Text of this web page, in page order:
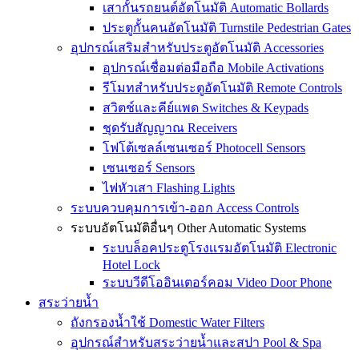
เสากั้นรถยนต์อัตโนมัติ Automatic Bollards
ประตูกั้นคนอัตโนมัติ Turnstile Pedestrian Gates
อุปกรณ์เสริมสำหรับประตูอัตโนมัติ Accessories
อุปกรณ์เชื่อมต่อมือถือ Mobile Activations
รีโมทสำหรับประตูอัตโนมัติ Remote Controls
สวิตช์และคีย์แพด Switches & Keypads
ชุดรับสัญญาณ Receivers
โฟโต้เซลล์เซนเซอร์ Photocell Sensors
เซนเซอร์ Sensors
ไฟหัวเสา Flashing Lights
ระบบควบคุมการเข้า-ออก Access Controls
ระบบอัตโนมัติอื่นๆ Other Automatic Systems
ระบบล็อคประตูโรงเเรมอัตโนมัติ Electronic
Hotel Lock
ระบบวีดีโออินเตอร์คอม Video Door Phone
สระว่ายน้ำ
ถังกรองน้ำใช้ Domestic Water Filters
อุปกรณ์สำหรับสระว่ายน้ำและสปา Pool & Spa